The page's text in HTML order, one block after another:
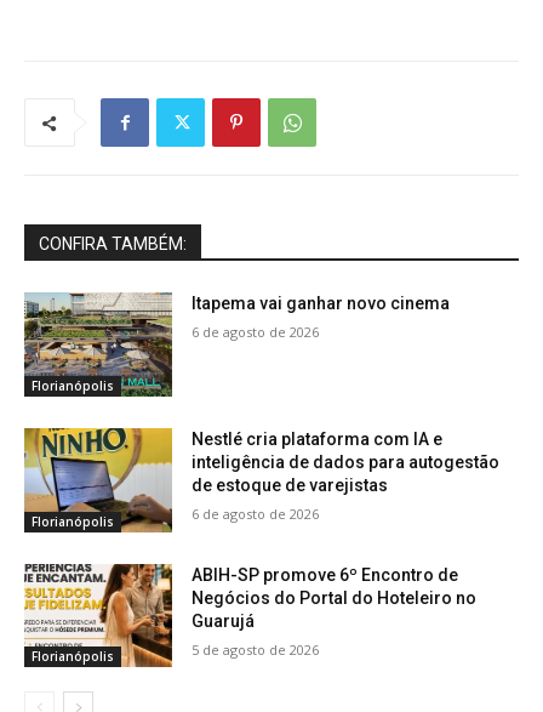
CONFIRA TAMBÉM:
Florianópolis
Itapema vai ganhar novo cinema
6 de agosto de 2026
Florianópolis
Nestlé cria plataforma com IA e
inteligência de dados para autogestão
de estoque de varejistas
6 de agosto de 2026
Florianópolis
ABIH-SP promove 6º Encontro de
Negócios do Portal do Hoteleiro no
Guarujá
5 de agosto de 2026